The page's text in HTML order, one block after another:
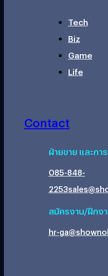
Tech
Biz
Game
Life
Contact
ฝ่ายขาย และกา
085-848-
2253
สมัครงาน/ฝึกง
hr-